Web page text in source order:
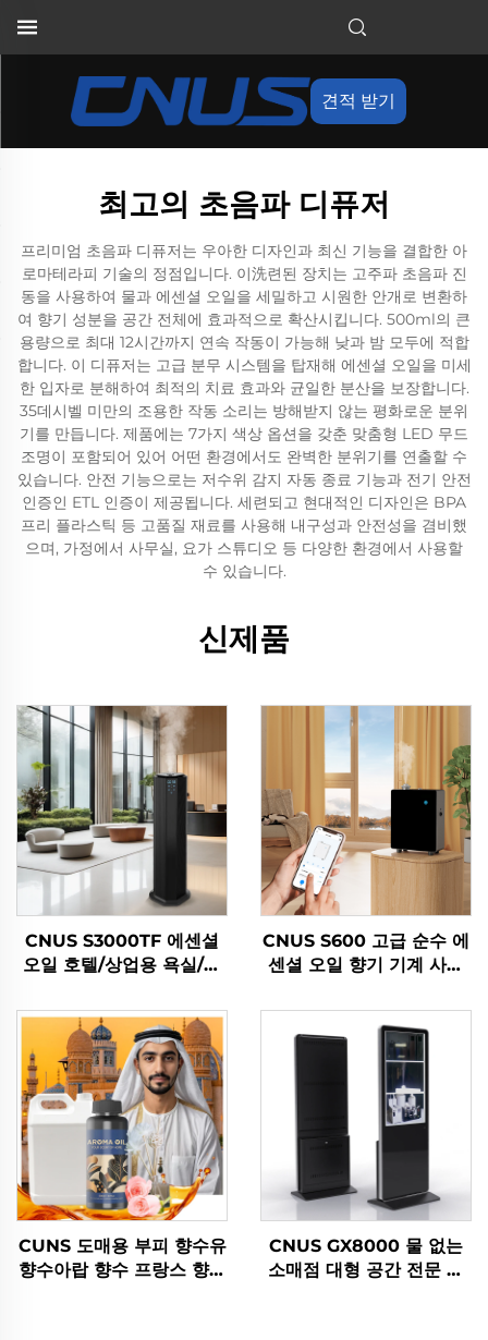
견적 받기
최고의 초음파 디퓨저
프리미엄 초음파 디퓨저는 우아한 디자인과 최신 기능을 결합한 아
로마테라피 기술의 정점입니다. 이洗련된 장치는 고주파 초음파 진
동을 사용하여 물과 에센셜 오일을 세밀하고 시원한 안개로 변환하
여 향기 성분을 공간 전체에 효과적으로 확산시킵니다. 500ml의 큰
용량으로 최대 12시간까지 연속 작동이 가능해 낮과 밤 모두에 적합
합니다. 이 디퓨저는 고급 분무 시스템을 탑재해 에센셜 오일을 미세
한 입자로 분해하여 최적의 치료 효과와 균일한 분산을 보장합니다.
35데시벨 미만의 조용한 작동 소리는 방해받지 않는 평화로운 분위
기를 만듭니다. 제품에는 7가지 색상 옵션을 갖춘 맞춤형 LED 무드
조명이 포함되어 있어 어떤 환경에서도 완벽한 분위기를 연출할 수
있습니다. 안전 기능으로는 저수위 감지 자동 종료 기능과 전기 안전
인증인 ETL 인증이 제공됩니다. 세련되고 현대적인 디자인은 BPA
프리 플라스틱 등 고품질 재료를 사용해 내구성과 안전성을 겸비했
으며, 가정에서 사무실, 요가 스튜디오 등 다양한 환경에서 사용할
수 있습니다.
신제품
CNUS S3000TF 에센셜
오일 호텔/상업용 욕실/사
향기 유분기 기계 시스템
CNUS S600 고급 순수 에
센셜 오일 향기 기계 사용
와이파이 제어 전기 공기
신선기 기계
CUNS 도매용 부피 향수유
향수아랍 향수 프랑스 향수
CNUS GX8000 물 없는
소매점 대형 공간 전문 향